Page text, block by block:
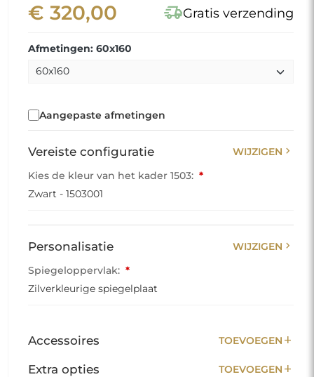
€ 320,00 delivery_truck_speedGratis verzending
Afmetingen: 60x160
Aangepaste afmetingen
Vereiste configuratie WIJZIGEN chevron_right
Kies de kleur van het kader 1503: *
Zwart - 1503001
Personalisatie WIJZIGEN chevron_right
Spiegeloppervlak: *
Zilverkleurige spiegelplaat
Accessoires TOEVOEGEN add
Extra opties TOEVOEGEN add